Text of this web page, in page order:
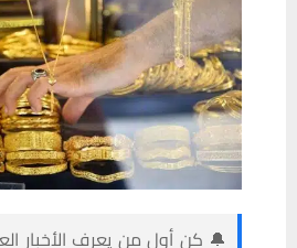
🔔 كن أول من يعرف الأخبار